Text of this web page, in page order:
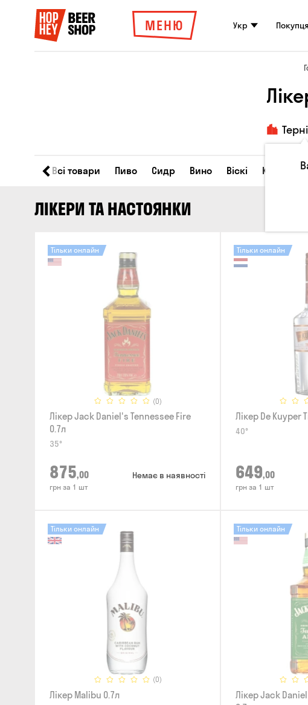
МЕНЮ Укр
Всі товари Пиво Сидр Вино Віскі Коктейлі
ЛІКЕРИ ТА НАСТОЯНКИ
(0)
Тільки онлайн
Лікер Jack Daniel's Tennessee Fire
0.7л
35°
875,00
грн за 1 шт
Немає в наявності
Тільки онлайн
Лікер De Kuyper
40°
649,00
грн за 1 шт
(0)
Тільки онлайн
Лікер Malibu 0.7л
Тільки онлайн
Лікер Jack